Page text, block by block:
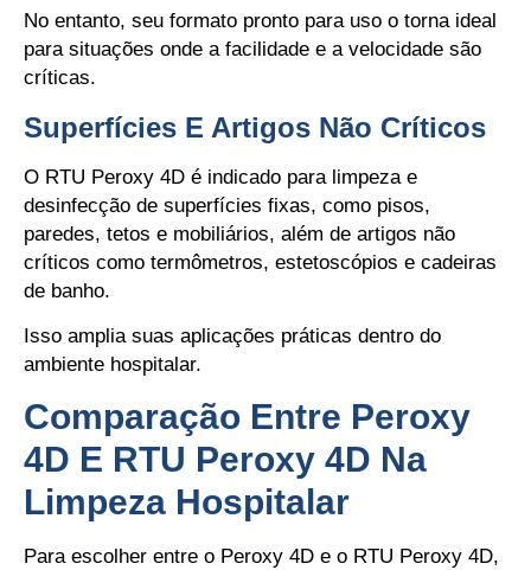
No entanto, seu formato pronto para uso o torna ideal
para situações onde a facilidade e a velocidade são
críticas.
Superfícies E Artigos Não Críticos
O RTU Peroxy 4D é indicado para limpeza e
desinfecção de superfícies fixas, como pisos,
paredes, tetos e mobiliários, além de artigos não
críticos como termômetros, estetoscópios e cadeiras
de banho.
Isso amplia suas aplicações práticas dentro do
ambiente hospitalar.
Comparação Entre Peroxy
4D E RTU Peroxy 4D Na
Limpeza Hospitalar
Para escolher entre o Peroxy 4D e o RTU Peroxy 4D,